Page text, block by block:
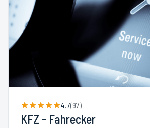
4.7(97)
KFZ - Fahrecker